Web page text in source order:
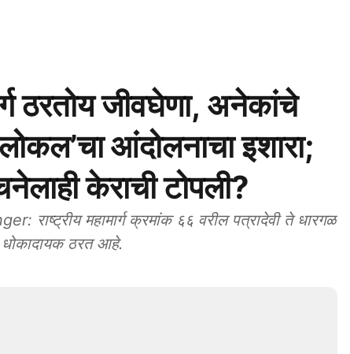
ठरतोय जीवघेणा, अनेकांचे
आंदोलनाचा इशारा;
केराची टोपली?
महामार्ग क्रमांक ६६ वरील पत्रादेवी ते धारगळ
धोकादायक ठरत आहे.